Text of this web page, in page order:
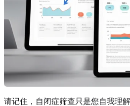
请记住，自闭症筛查只是您自我理